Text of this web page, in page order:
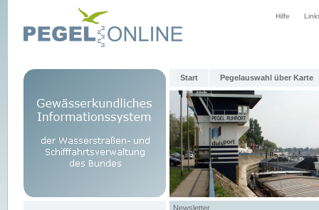
Hilfe
Start Pegelauswahl über Karte
Newsletter